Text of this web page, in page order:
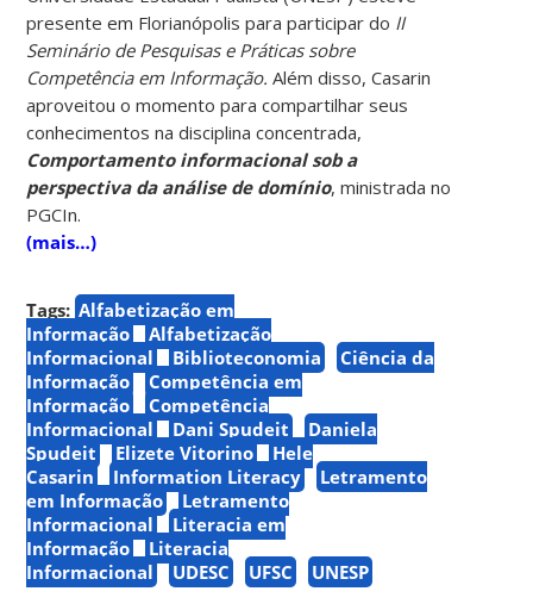
presente em Florianópolis para participar do II
Seminário de Pesquisas e Práticas sobre
Competência em Informação. Além disso, Casarin
aproveitou o momento para compartilhar seus
conhecimentos na disciplina concentrada,
Comportamento informacional sob a
perspectiva da análise de domínio, ministrada no
PGCIn.
(mais…)
Tags: Alfabetização em
Informação
Alfabetização
Informacional
Biblioteconomia
Ciência da
Informação
Competência em
Informação
Competência
Informacional
Dani Spudeit
Daniela
Spudeit
Elizete Vitorino
Hele
Casarin
Information Literacy
Letramento
em Informação
Letramento
Informacional
Literacia em
Informação
Literacia
Informacional
UDESC UFSC UNESP